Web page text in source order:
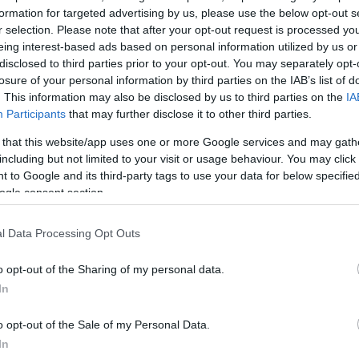
for targeted advertising by us, please use the below opt-out
selection. Please note that after your opt-out request is processed
interest-based ads based on personal information utilized by us
to third parties prior to your opt-out. You may separately
of your personal information by third parties on the IAB’s list of
This information may also be disclosed by us to third parties on the
Participants that may further disclose it to other third parties.
that this website/app uses one or more Google services and may
but not limited to your visit or usage behaviour. You may
to Google and its third-party tags to use your data for below
consent section.
Data Processing Opt Outs
opt-out of the Sharing of my personal data.
opt-out of the Sale of my Personal Data.
να προβούν στη διάπραξη ταυτοποιημένης
κλοπής.
σκοπού τους, τα μέλη της υπό έρευνα ομάδας
ενός εκ των μελών της, προσέγγισαν το σημείο
και στη συνέχεια διαχωρίστηκαν κατά μόνας και κατά
ο καθένας το ρόλο του, πριν, κατά τη διάρκεια και